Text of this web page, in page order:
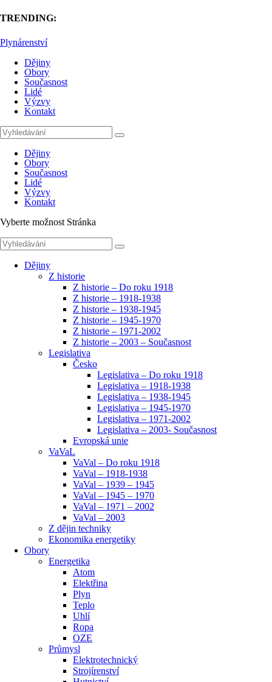
TRENDING:
Plynárenství
Dějiny
Obory
Současnost
Lidé
Výzvy
Kontakt
Dějiny
Obory
Současnost
Lidé
Výzvy
Kontakt
Vyberte možnost Stránka
Dějiny
Z historie
Z historie – Do roku 1918
Z historie – 1918-1938
Z historie – 1938-1945
Z historie – 1945-1970
Z historie – 1971-2002
Z historie – 2003 – Současnost
Legislativa
Česko
Legislativa – Do roku 1918
Legislativa – 1918-1938
Legislativa – 1938-1945
Legislativa – 1945-1970
Legislativa – 1971-2002
Legislativa – 2003- Současnost
Evropská unie
VaVaL
VaVal – Do roku 1918
VaVal – 1918-1938
VaVal – 1939 – 1945
VaVal – 1945 – 1970
VaVal – 1971 – 2002
VaVal – 2003
Z dějin techniky
Ekonomika energetiky
Obory
Energetika
Atom
Elektřina
Plyn
Teplo
Uhlí
Ropa
OZE
Průmysl
Elektrotechnický
Strojírenství